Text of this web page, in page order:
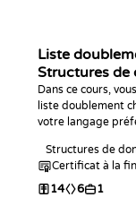
Liste
Structures de
Dans ce cours,
liste doublement
votre langage
Structures de
Certificat à la fin
14 6 1